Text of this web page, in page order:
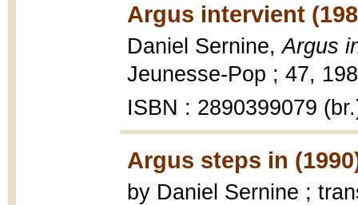
Argus intervient
Daniel Sernine,Argus
Jeunesse-Pop ; 47,
ISBN : 2890399079
Argus steps in
by Daniel Sernine ;